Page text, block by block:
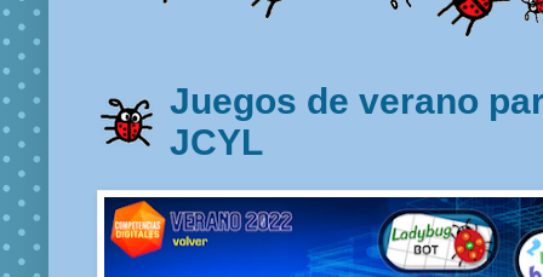
Juegos de verano
JCYL